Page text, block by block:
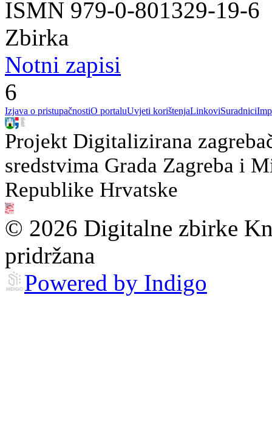
ISMN 979-0-801329-19-6
Zbirka
Notni zapisi
6
Izjava o pristupačnostiO portaluUvjeti korištenjaLinkoviSuradnici
Projekt Digitalizirana
sredstvima Grada Zagreba i
Republike Hrvatske
© 2026 Digitalne zbirke
pridržana
Powered by Indigo